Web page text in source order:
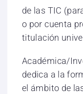
de las TIC
o por cuenta
titulación
Académica/
dedica a la
el ámbito de